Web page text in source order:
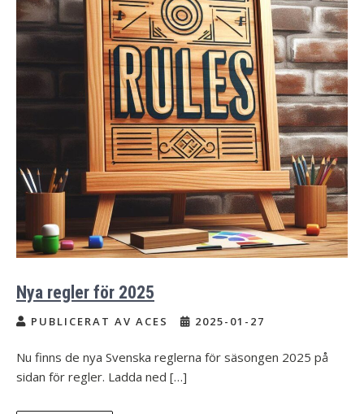
Nya regler för 2025
PUBLICERAT AV ACES 2025-01-27
Nu finns de nya Svenska reglerna för säsongen 2025 på
sidan för regler. Ladda ned […]